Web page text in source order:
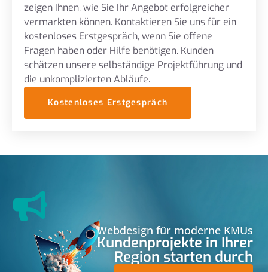
zeigen Ihnen, wie Sie Ihr Angebot erfolgreicher
vermarkten können. Kontaktieren Sie uns für ein
kostenloses Erstgespräch, wenn Sie offene
Fragen haben oder Hilfe benötigen. Kunden
schätzen unsere selbständige Projektführung und
die unkomplizierten Abläufe.
Kostenloses Erstgespräch
Webdesign für moderne KMUs
Kundenprojekte in Ihrer
Region starten durch